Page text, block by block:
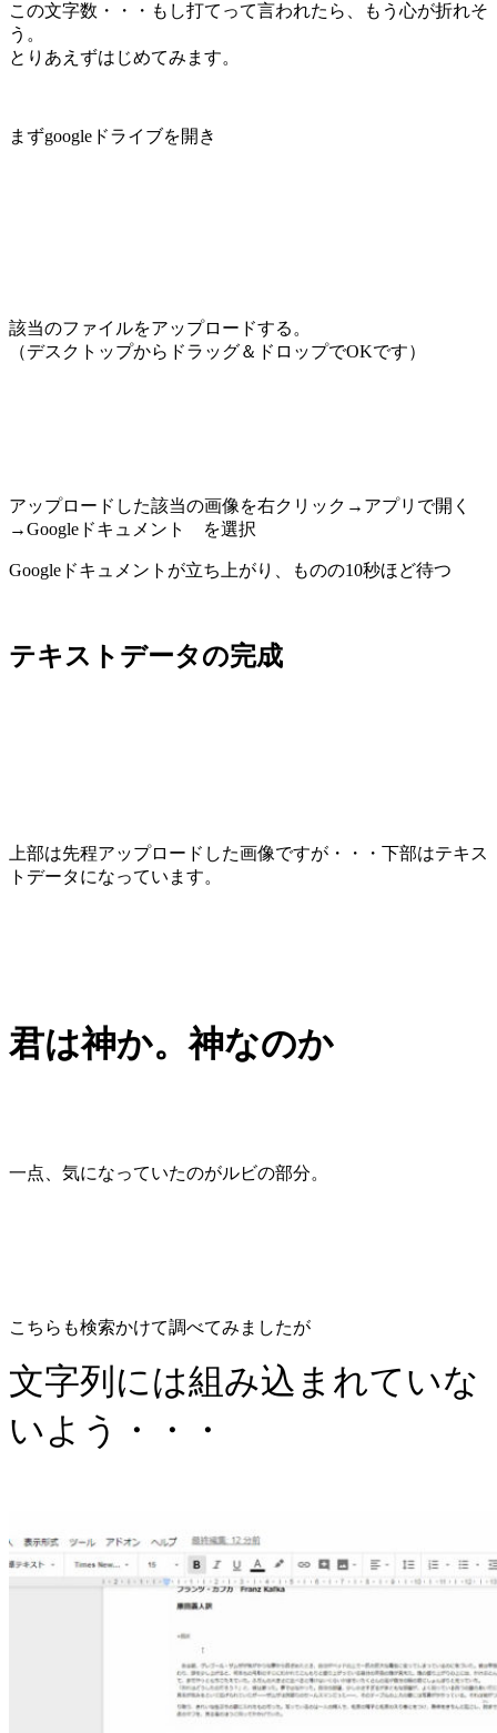
この文字数・・・もし打てって言われたら、もう心が折れそ
う。
とりあえずはじめてみます。
まずgoogleドライブを開き
該当のファイルをアップロードする。
（デスクトップからドラッグ＆ドロップでOKです）
アップロードした該当の画像を右クリック→アプリで開く
→Googleドキュメント を選択
Googleドキュメントが立ち上がり、ものの10秒ほど待つ
テキストデータの完成
上部は先程アップロードした画像ですが・・・下部はテキス
トデータになっています。
君は神か。神なのか
一点、気になっていたのがルビの部分。
こちらも検索かけて調べてみましたが
文字列には組み込まれていな
いよう・・・